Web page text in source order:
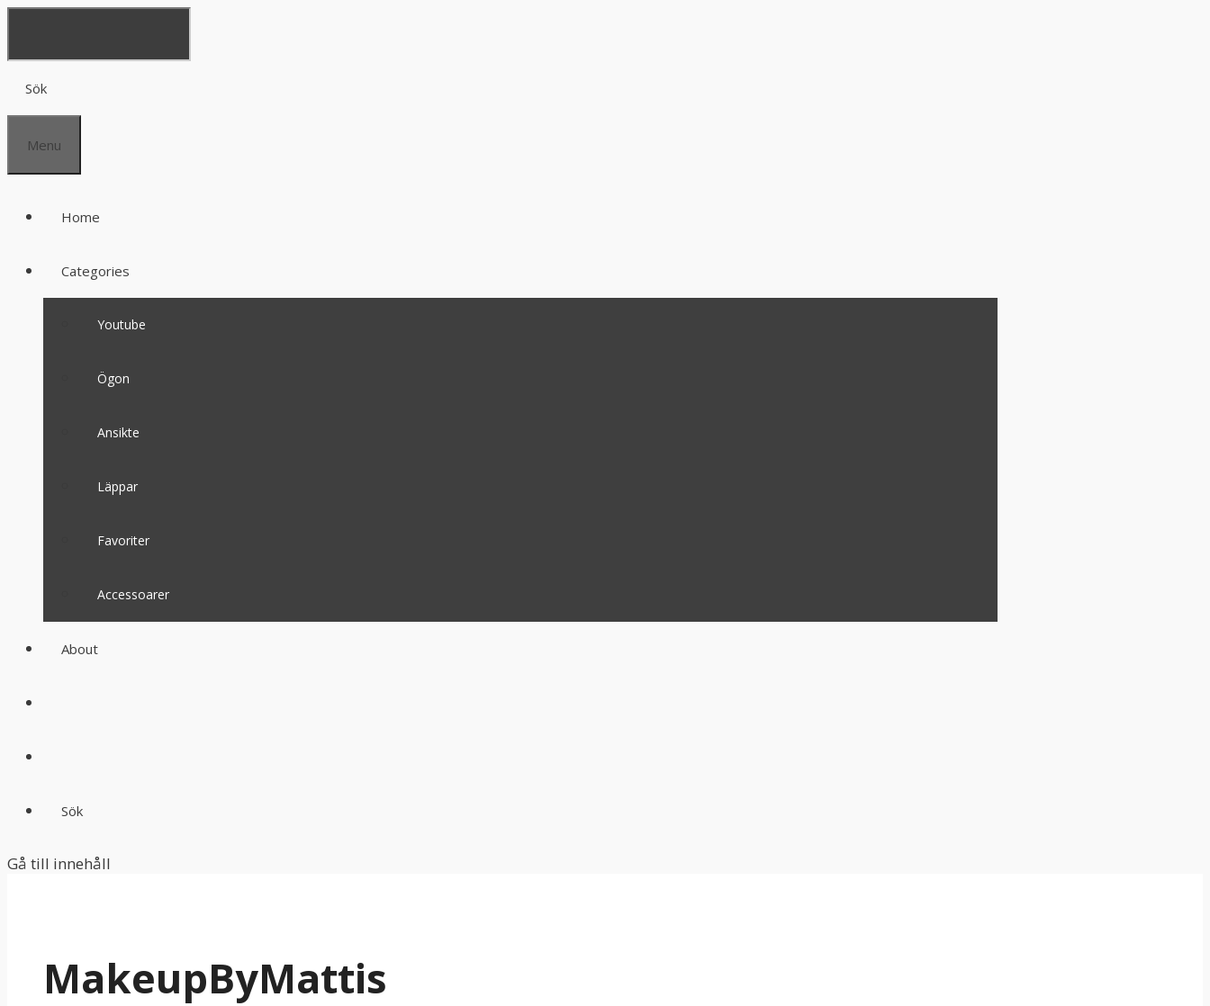
Sök
Menu
Home
Categories
Youtube
Ögon
Ansikte
Läppar
Favoriter
Accessoarer
About
Sök
Gå till innehåll
MakeupByMattis